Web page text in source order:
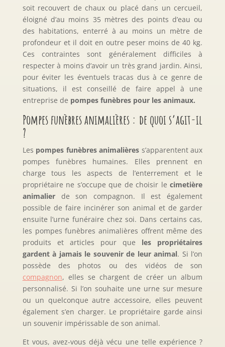
soit recouvert de chaux ou placé dans un cercueil,
éloigné d’au moins 35 mètres des points d’eau ou
des habitations, enterré à au moins un mètre de
profondeur et il doit en outre peser moins de 40 kg.
Ces contraintes sont généralement difficiles à
respecter à moins d’avoir un très grand jardin. Ainsi,
pour éviter les éventuels tracas dus à ce genre de
situations, il est conseillé de faire appel à une
entreprise de pompes funèbres pour les animaux.
Pompes funèbres animalières : de quoi s’agit-il
?
Les pompes funèbres animalières s’apparentent aux
pompes funèbres humaines. Elles prennent en
charge tous les aspects de l’enterrement et le
propriétaire ne s’occupe que de choisir lecimetière
animalierde son compagnon. Il est également
possible de faire incinérer son animal et de garder
ensuite l’urne funéraire chez soi. Dans certains cas,
les pompes funèbres animalières offrent même des
produits et articles pour que les propriétaires
gardent à jamais le souvenir de leur animal. Si l’on
possède des photos ou des vidéos de son
compagnon, elles se chargent de créer un album
personnalisé. Si l’on souhaite une urne sur mesure
ou un quelconque autre accessoire, elles peuvent
également s’en charger. Le propriétaire garde ainsi
un souvenir impérissable de son animal.
Et vous, avez-vous déjà vécu une telle expérience ?